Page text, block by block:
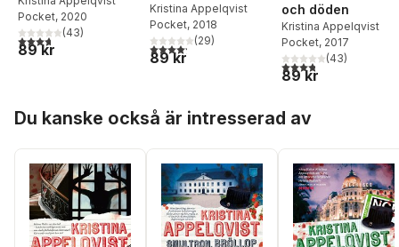
Pocket, 2020
3,7utav 5 stjärnor. Totalt antal röster:
(43)
89 kr
Kristina Appelqvist
Pocket, 2018
4,2utav 5 stjärnor. Totalt antal röster:
(29)
89 kr
och döden
Kristina Appelqvist
Pocket, 2017
3,8utav 5 stjärnor.
(43)
89 kr
Du kanske också är intresserad av